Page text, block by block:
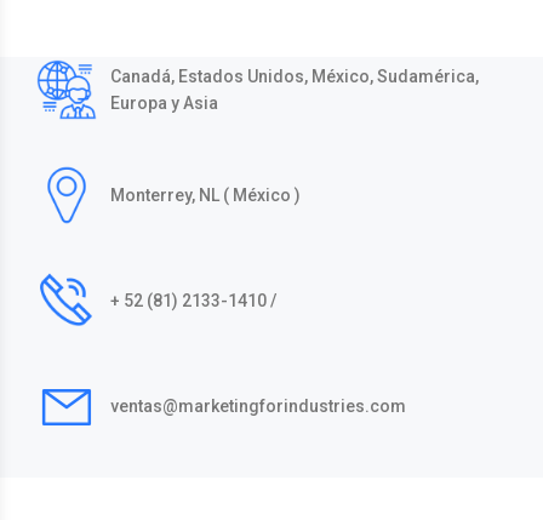
Canadá, Estados Unidos, México, Sudamérica,
Europa y Asia
Monterrey, NL ( México )
+ 52 (81) 2133-1410 /
ventas@marketingforindustries.com